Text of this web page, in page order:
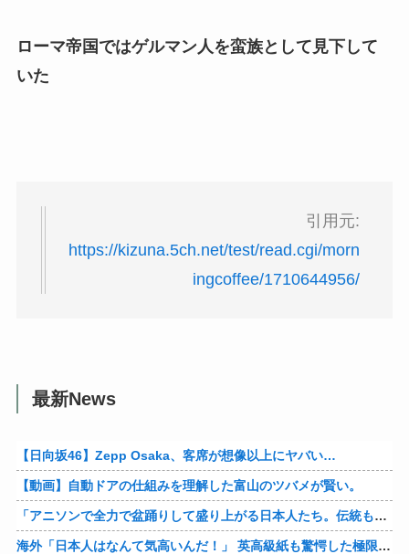
ローマ帝国ではゲルマン人を蛮族として見下して
いた
引用元:
https://kizuna.5ch.net/test/read.cgi/morn
ingcoffee/1710644956/
最新News
【日向坂46】Zepp Osaka、客席が想像以上にヤバい…
【動画】自動ドアの仕組みを理解した富山のツバメが賢い。
「アニソンで全力で盆踊りして盛り上がる日本人たち。伝統もオタクもこの熱量、素晴らしい」→女さんブチギレ「これを見て『日本の品格が落ちた』と思いま…
海外「日本人はなんて気高いんだ！」 英高級紙も驚愕した極限の中の日本人の姿に世界が衝撃